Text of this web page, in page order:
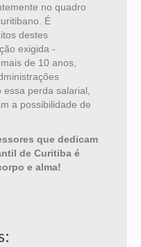
no quadro
É
destes
exigida -
de 10 anos,
perda salarial,
a possibilidade de
que dedicam
de Curitiba é
e alma!